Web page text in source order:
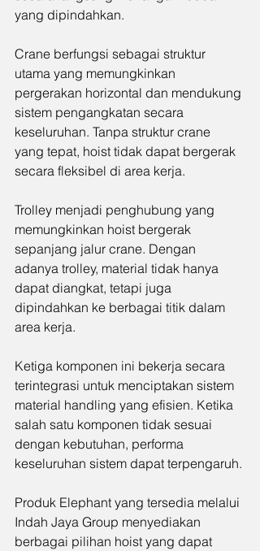
yang dipindahkan.
Crane berfungsi sebagai struktur
utama yang memungkinkan
pergerakan horizontal dan mendukung
sistem pengangkatan secara
keseluruhan. Tanpa struktur crane
yang tepat, hoist tidak dapat bergerak
secara fleksibel di area kerja.
Trolley menjadi penghubung yang
memungkinkan hoist bergerak
sepanjang jalur crane. Dengan
adanya trolley, material tidak hanya
dapat diangkat, tetapi juga
dipindahkan ke berbagai titik dalam
area kerja.
Ketiga komponen ini bekerja secara
terintegrasi untuk menciptakan sistem
material handling yang efisien. Ketika
salah satu komponen tidak sesuai
dengan kebutuhan, performa
keseluruhan sistem dapat terpengaruh.
Produk Elephant yang tersedia melalui
Indah Jaya Group menyediakan
berbagai pilihan hoist yang dapat